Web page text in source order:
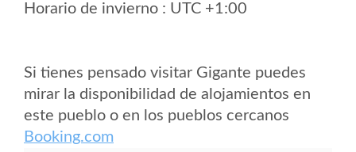
Horario de invierno : UTC +1:00
Si tienes pensado visitar Gigante puedes
mirar la disponibilidad de alojamientos en
este pueblo o en los pueblos cercanos
Booking.com